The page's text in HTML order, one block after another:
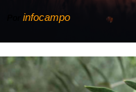
infocampo